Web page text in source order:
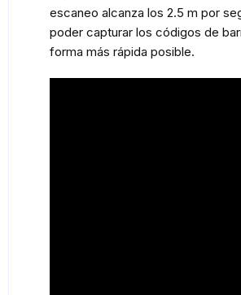
escaneo alcanza los 2.5 m por
poder capturar los códigos de
forma más rápida posible.